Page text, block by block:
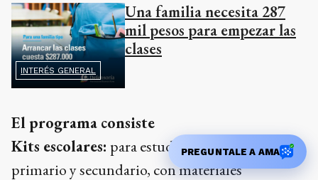
INTERÉS GENERAL
Una familia necesita 287
mil pesos para empezar las
clases
El programa consiste
Kits escolares: para estudiantes de nivel
primario y secundario, con materiales
PREGUNTALE A AMA